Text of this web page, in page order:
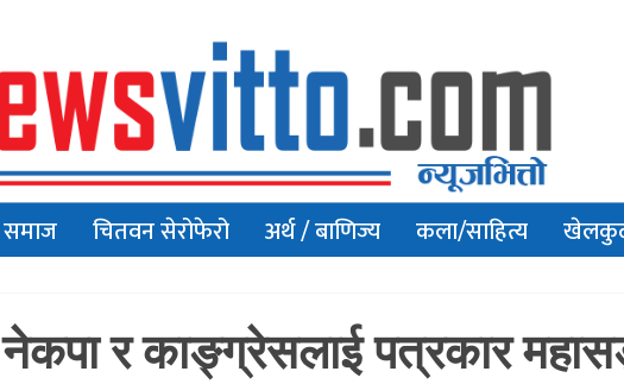
समाज चितवन सेरोफेरो अर्थ / बाणिज्य कला/साहित्य
नेकपा र काङ्ग्रेसलाई पत्रकार